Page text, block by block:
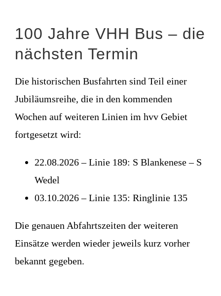
100 Jahre VHH Bus – die
nächsten Termin
Die historischen Busfahrten sind Teil einer
Jubiläumsreihe, die in den kommenden
Wochen auf weiteren Linien im hvv Gebiet
fortgesetzt wird:
22.08.2026 – Linie 189: S Blankenese – S
Wedel
03.10.2026 – Linie 135: Ringlinie 135
Die genauen Abfahrtszeiten der weiteren
Einsätze werden wieder jeweils kurz vorher
bekannt gegeben.